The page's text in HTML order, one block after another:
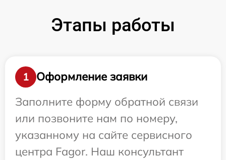
Этапы работы
1
Оформление заявки
Заполните форму обратной связи
или позвоните нам по номеру,
указанному на сайте сервисного
центра Fagor. Наш консультант